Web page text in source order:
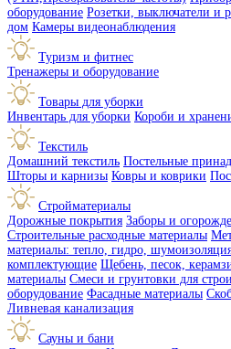
оборудование Розетки, выключатели и
дом Камеры видеонаблюдения
Туризм и фитнес
Тренажеры и оборудование
Товары для уборки
Инвентарь для уборки Короби и
Текстиль
Домашний текстиль Постельные
Шторы и карнизы Ковры и коврики
Стройматериалы
Дорожные покрытия Заборы и
Строительные расходные материалы
материалы: тепло, гидро,
комплектующие Щебень, песок,
материалы Смеси и грунтовки для
оборудование Фасадные материалы
Ливневая канализация
Сауны и бани